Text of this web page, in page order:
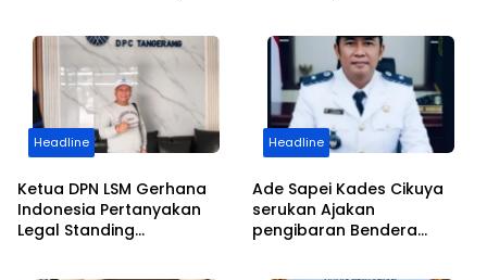
FC Family
Headline
Ketua DPN LSM Gerhana
Indonesia Pertanyakan
Legal Standing
Headline
Ade Sapei Kades Cikuya
serukan Ajakan
pengibaran Bendera